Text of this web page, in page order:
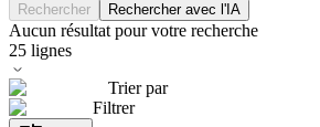
Rechercher Rechercher avec l'IA
Aucun résultat pour votre recherche
25 lignes
Trier par
Filtrer